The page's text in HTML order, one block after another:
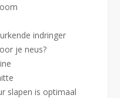
indringer
je neus?
slapen is optimaal